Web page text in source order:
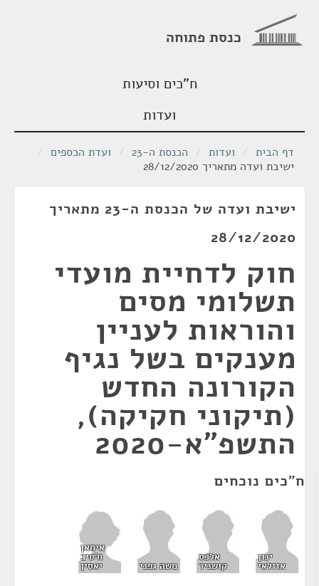
כנסת פתוחה
ח"כים וסיעות
ועדות
דף הבית / ועדות / הכנסת ה-23 / ועדת הכספים /
ישיבת ועדה מתאריך 28/12/2020
ישיבת ועדה של הכנסת ה-23 מתאריך
28/12/2020
חוק לדחיית מועדי
תשלומי מסים
והוראות לעניין
מענקים בשל נגיף
הקורונה החדש
(תיקוני חקיקה),
התשפ"א-2020
ח"כים נוכחים
ינון
אזולאי
אלכס
קושניר משה גפני
אימאן
ח'טיב
יאסין